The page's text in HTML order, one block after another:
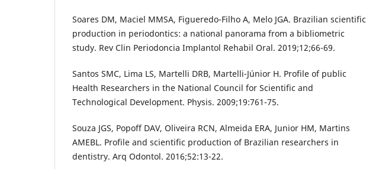
Soares DM, Maciel MMSA, Figueredo-Filho A, Melo JGA. Brazilian scientific
production in periodontics: a national panorama from a bibliometric
study. Rev Clin Periodoncia Implantol Rehabil Oral. 2019;12;66-69.
Santos SMC, Lima LS, Martelli DRB, Martelli-Júnior H. Profile of public
Health Researchers in the National Council for Scientific and
Technological Development. Physis. 2009;19:761-75.
Souza JGS, Popoff DAV, Oliveira RCN, Almeida ERA, Junior HM, Martins
AMEBL. Profile and scientific production of Brazilian researchers in
dentistry. Arq Odontol. 2016;52:13-22.